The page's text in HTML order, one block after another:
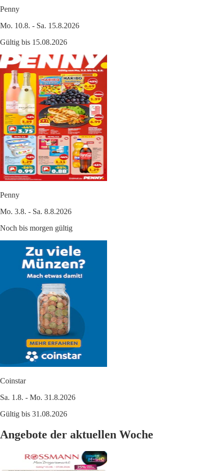
Penny
Mo. 10.8. - Sa. 15.8.2026
Gültig bis 15.08.2026
Penny
Mo. 3.8. - Sa. 8.8.2026
Noch bis morgen gültig
Coinstar
Sa. 1.8. - Mo. 31.8.2026
Gültig bis 31.08.2026
Angebote der aktuellen Woche